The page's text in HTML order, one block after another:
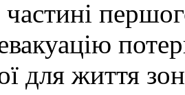
для життя